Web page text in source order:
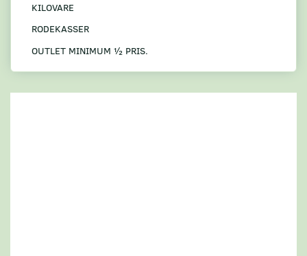
KILOVARE
RODEKASSER
OUTLET MINIMUM ½ PRIS.